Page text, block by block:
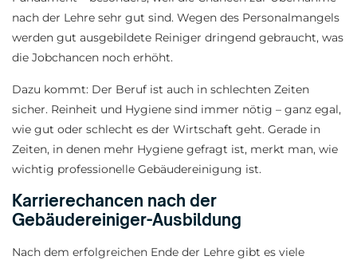
nach der Lehre sehr gut sind. Wegen des Personalmangels
werden gut ausgebildete Reiniger dringend gebraucht, was
die Jobchancen noch erhöht.
Dazu kommt: Der Beruf ist auch in schlechten Zeiten
sicher. Reinheit und Hygiene sind immer nötig – ganz egal,
wie gut oder schlecht es der Wirtschaft geht. Gerade in
Zeiten, in denen mehr Hygiene gefragt ist, merkt man, wie
wichtig professionelle Gebäudereinigung ist.
Karrierechancen nach der
Gebäudereiniger-Ausbildung
Nach dem erfolgreichen Ende der Lehre gibt es viele